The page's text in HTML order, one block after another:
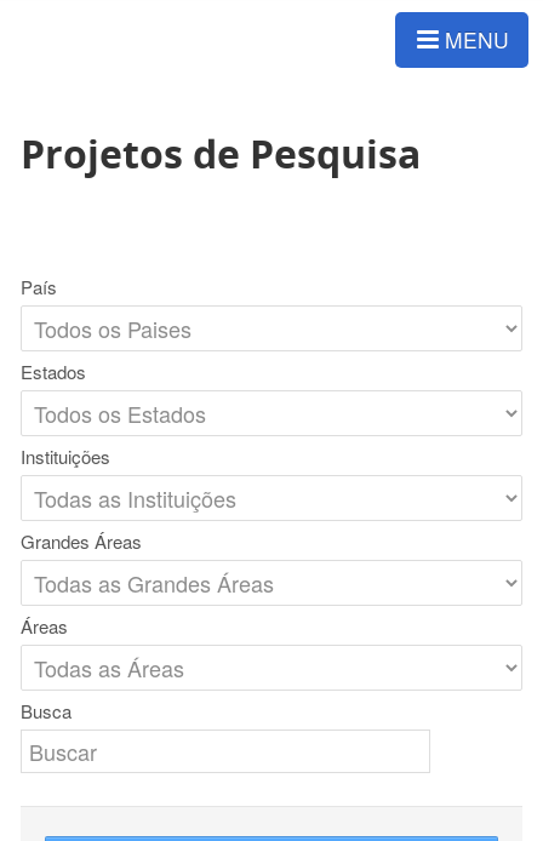
MENU
Projetos de Pesquisa
País
Estados
Instituições
Grandes Áreas
Áreas
Busca